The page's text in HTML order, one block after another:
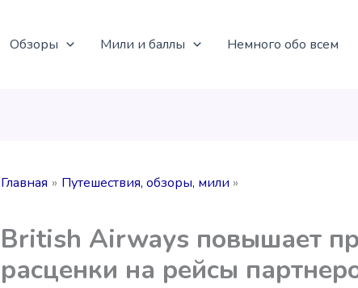
Обзоры Мили и баллы Немного обо всем
Главная Путешествия, обзоры, мили
British Airways повышает
расценки на рейсы